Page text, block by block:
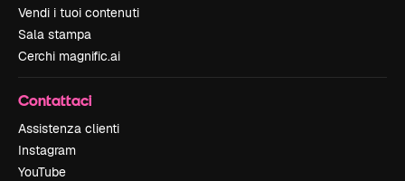
Vendi i tuoi contenuti
Sala stampa
Cerchi magnific.ai
Contattaci
Assistenza clienti
Instagram
YouTube